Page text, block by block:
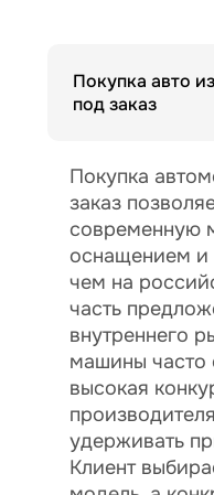
Покупка авто
под заказ
Покупка
заказ
современную
оснащением и
чем на
часть
внутреннего
машины часто
высокая
удерживать
Клиент